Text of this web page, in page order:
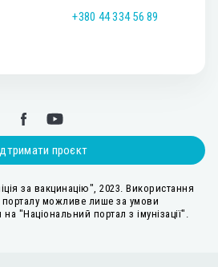
+380 44 334 56 89
проєкт
за вакцинацію", 2023. Використання
порталу можливе лише за умови
"Національний портал з імунізації".